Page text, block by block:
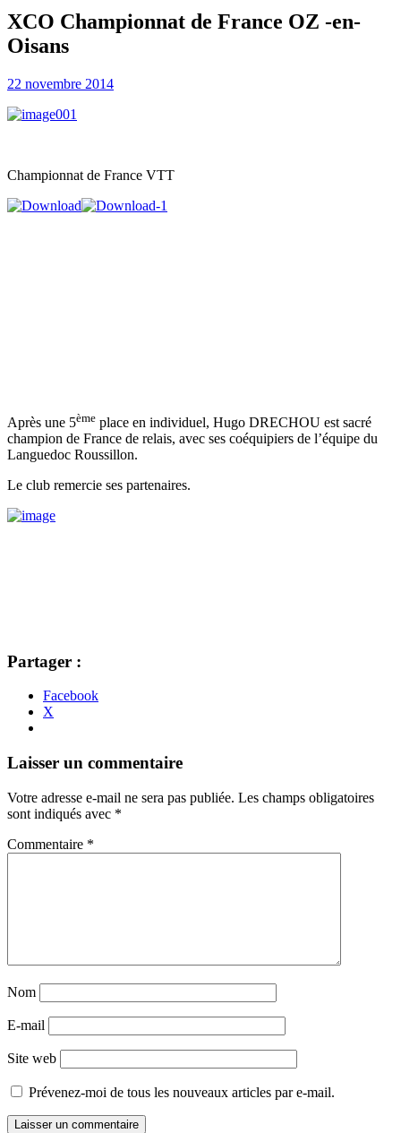
XCO Championnat de France OZ -en-
Oisans
22 novembre 2014
Championnat de France VTT
Après une 5ème place en individuel, Hugo DRECHOU est sacré
champion de France de relais, avec ses coéquipiers de l’équipe du
Languedoc Roussillon.
Le club remercie ses partenaires.
Partager :
Facebook
X
Navigation
articles
←
→
Laisser un commentaire
Votre adresse e-mail ne sera pas publiée. Les champs obligatoires
sont indiqués avec *
Commentaire *
Nom
E-mail
Site web
Prévenez-moi de tous les nouveaux articles par e-mail.